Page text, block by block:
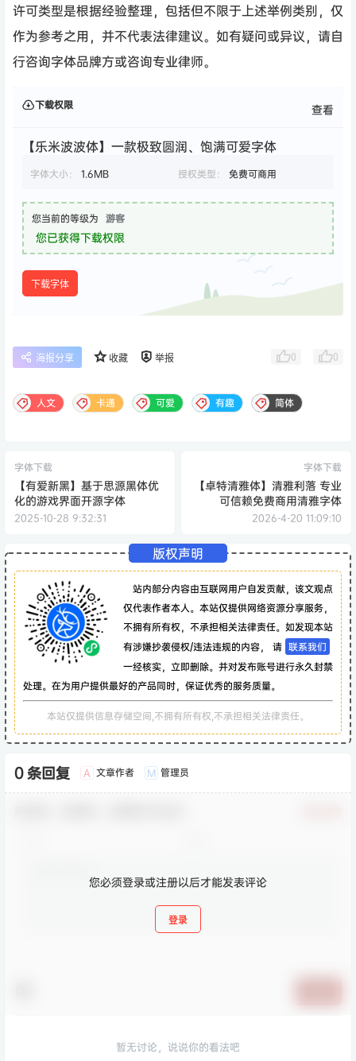
许可类型是根据经验整理，包括但不限于上述举例类别，仅
作为参考之用，并不代表法律建议。如有疑问或异议，请自
行咨询字体品牌方或咨询专业律师。
下载权限 查看
【乐米波波体】一款极致圆润、饱满可爱字体
字体大小： 1.6MB 授权类型： 免费可商用
您当前的等级为 游客
您已获得下载权限
下载字体
海报分享 收藏 举报 0 0
人文 卡通 可爱 有趣 简体
字体下载
【有爱新黑】基于思源黑体优
化的游戏界面开源字体
2025-10-28 9:32:31
字体下载
【卓特清雅体】清雅利落 专业
可信赖免费商用清雅字体
2026-4-20 11:09:10
版权声明
站内部分内容由互联网用户自发贡献，该文观点
仅代表作者本人。本站仅提供网络资源分享服务，
不拥有所有权，不承担相关法律责任。如发现本站
有涉嫌抄袭侵权/违法违规的内容， 请 联系我们
一经核实，立即删除。并对发布账号进行永久封禁
处理。在为用户提供最好的产品同时，保证优秀的服务质量。
本站仅提供信息存储空间,不拥有所有权,不承担相关法律责任。
0 条回复 A 文章作者 M 管理员
您必须登录或注册以后才能发表评论
登录
暂无讨论，说说你的看法吧